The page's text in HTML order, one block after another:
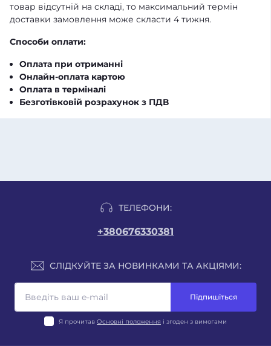
товар відсутній на складі, то максимальний термін
доставки замовлення може скласти 4 тижня.
Способи оплати:
Оплата при отриманні
Онлайн-оплата картою
Оплата в терміналі
Безготівковій розрахунок з ПДВ
ТЕЛЕФОНИ:
+380676330381
СЛІДКУЙТЕ ЗА НОВИНКАМИ ТА АКЦІЯМИ:
Підпишіться
Я прочитав Основні положення і згоден з вимогами